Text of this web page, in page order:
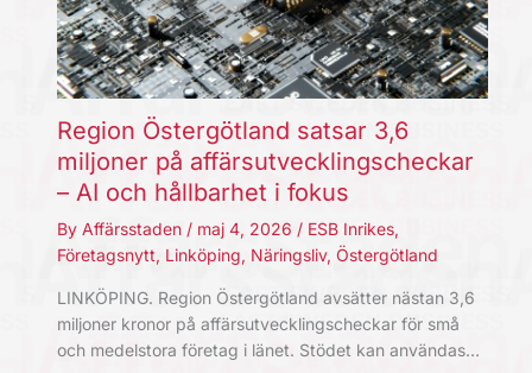
Region Östergötland satsar 3,6
miljoner på affärsutvecklingscheckar
– AI och hållbarhet i fokus
By Affärsstaden / maj 4, 2026 / ESB Inrikes,
Företagsnytt, Linköping, Näringsliv, Östergötland
LINKÖPING. Region Östergötland avsätter nästan 3,6
miljoner kronor på affärsutvecklingscheckar för små
och medelstora företag i länet. Stödet kan användas…